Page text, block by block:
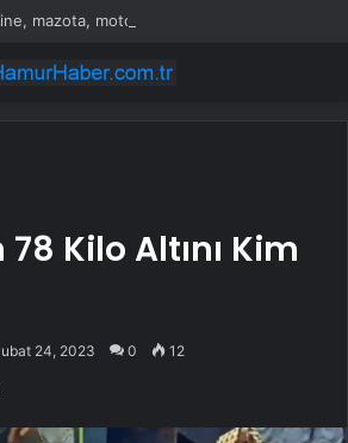
Kilo Altını Kim
24, 2023 0 12